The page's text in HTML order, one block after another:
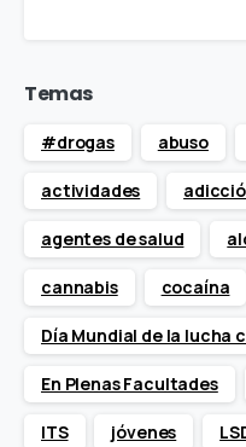
Temas
#drogas abuso
actividades
agentes de salud
cannabis cocaína
Día Mundial de la lucha
En Plenas Facultades
ITS jóvenes